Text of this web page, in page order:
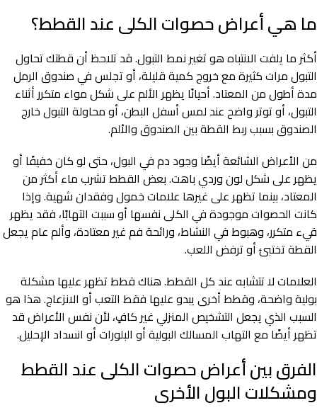
ما هي أعراض حصوات الكلى عند القطط؟
أكثر ما يلفت الانتباه هو تغير نمط التبول. قد تلاحظ أن قطتك تحاول
التبول مرات كثيرة مع خروج كمية قليلة، أو تجلس في صندوق الرمل
مدة أطول من المعتاد. أحيانًا يظهر الألم على شكل مواء متكرر أثناء
التبول، أو توتر واضح عند لمس أسفل البطن، أو محاولة التبول خارج
الصندوق بسبب ربط القطة بين الصندوق والألم.
من الأعراض الشائعة أيضًا وجود دم في البول، حتى لو كان خفيفًا أو
يظهر على شكل لون وردي باهت. بعض القطط تشرب ماء أكثر من
المعتاد، بينما تظهر على غيرها علامات خمول وفقدان شهية. وإذا
كانت الحصوات موجودة في الكلى نفسها أو سببت التهابًا، فقد يظهر
قيء متكرر، وهبوط في النشاط، ورائحة فم غير معتادة، وألم عام يجعل
القطة تختبئ أو ترفض اللعب.
العلامات لا تتشابه عند كل القطط. هناك قطط تظهر عليها مشكلة
بولية واضحة، وقطط أخرى يبدو عليها فقط التعب أو الانزعاج. هذا هو
السبب الذي يجعل التشخيص المنزلي غير كافٍ، لأن نفس الأعراض قد
تظهر أيضًا مع التهاب المسالك البولية أو البلورات أو انسداد الإحليل.
الفرق بين أعراض حصوات الكلى عند القطط
ومشكلات البول الأخرى